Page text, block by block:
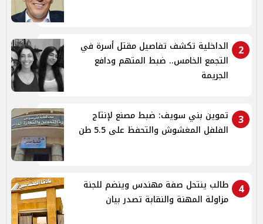
2
الداخلية تكشف تفاصيل مقتل أسرة في
التجمع الخامس.. ضبط المتهم ودافع
الجريمة
3
تموين بني سويف: ضبط مصنع لإنتاج
الفلفل المغشوش والتحفظ على 5.5 طن
4
طالب ينتحل صفة مهندس وينضم للجنة
مزاولة المهنة والنقابة تصدر بيان